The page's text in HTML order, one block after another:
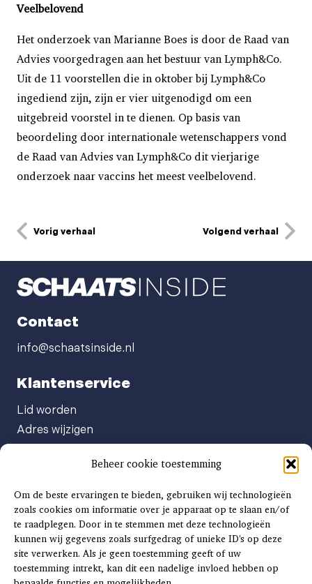
Beheer cookie toestemming
Om de beste ervaringen te bieden, gebruiken wij technologieën
zoals cookies om informatie over je apparaat op te slaan en/of
te raadplegen. Door in te stemmen met deze technologieën
kunnen wij gegevens zoals surfgedrag of unieke ID's op deze
site verwerken. Als je geen toestemming geeft of uw
toestemming intrekt, kan dit een nadelige invloed hebben op
Veelbelovend
Het onderzoek van Marianne Boes is door de Raad van
Advies voorgedragen aan het bestuur van Lymph&Co.
Uit de 11 voorstellen die in oktober bij Lymph&Co
ingediend zijn, zijn er vier uitgenodigd om een
uitgebreid voorstel in te dienen. Op basis van
beoordeling door internationale wetenschappers vond
de Raad van Advies van Lymph&Co dit vierjarige
onderzoek naar vaccins het meest veelbelovend.
Vorig verhaal Volgend verhaal
Contact
info@schaatsinside.nl
Klantenservice
Lid worden
Adres wijzigen
Abonnement opzeggen
Afgeven automatische incasso
Factuur betalen
Klachtenformulier
Overige vragen